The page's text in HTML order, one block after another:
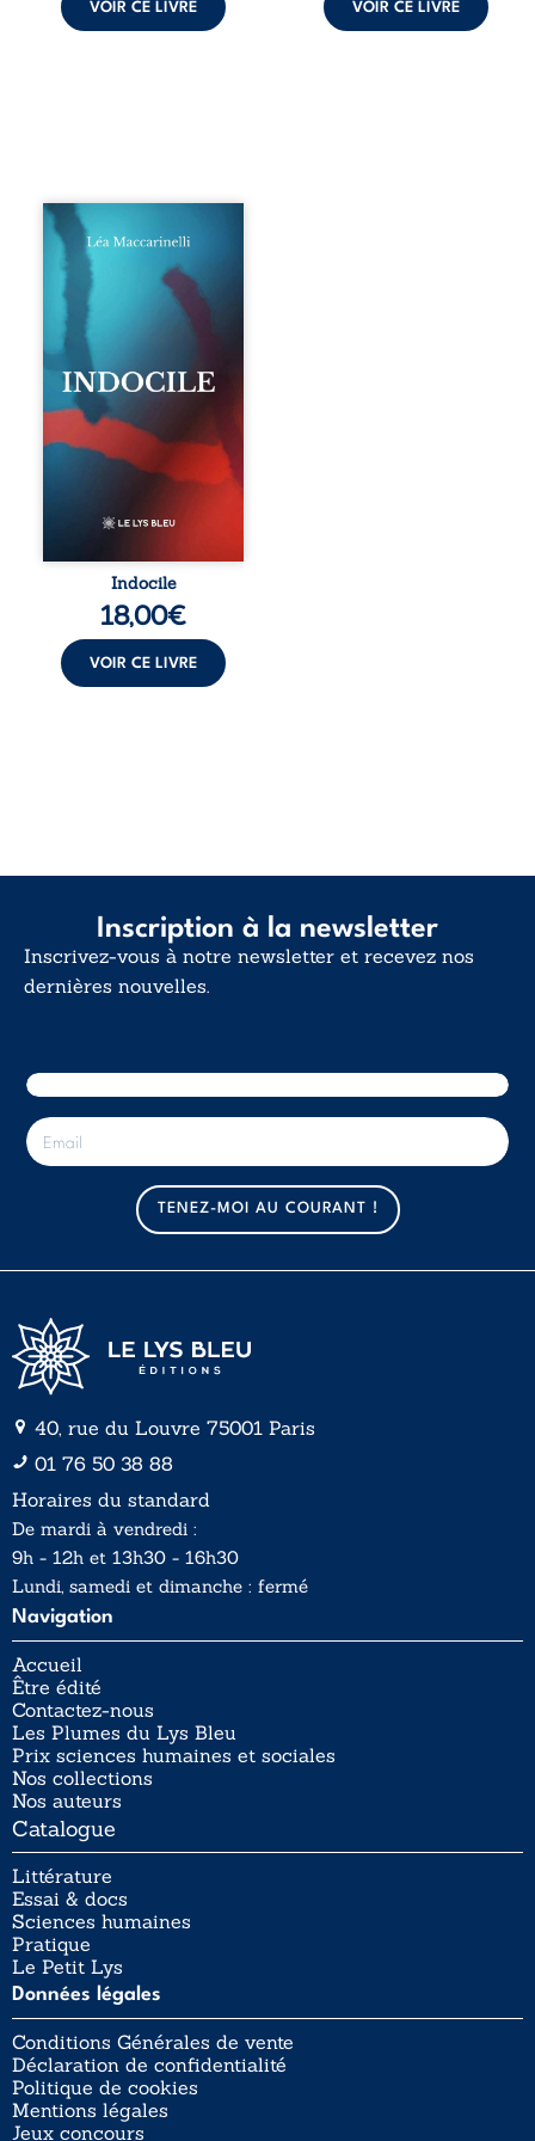
VOIR CE LIVRE VOIR CE LIVRE
Quatre parties.
Quatre refus.
Quatre visages
d’une existence en
friction. Entre les
silences qu’on ne
déchiffre pas, les
amours qu’on
dérange, les corps
qu’on administre
et les liens qu’on
sabote, cet
ouvrage parle à
vivent trop fort,
trop vrai, trop tôt.
traversée. Une
langue nue. Une
insurrection
calme. Une
déclaration
d’existence pour ...
Indocile
18,00€
VOIR CE LIVRE
Inscription à la newsletter
Inscrivez-vous à notre newsletter et recevez nos
dernières nouvelles.
E
-
m
TENEZ-MOI AU COURANT !
40, rue du Louvre 75001 Paris
01 76 50 38 88
Horaires du standard
De mardi à vendredi :
9h - 12h et 13h30 - 16h30
Lundi, samedi et dimanche : fermé
Navigation
Accueil
Être édité
Contactez-nous
Les Plumes du Lys Bleu
Prix sciences humaines et sociales
Nos collections
Nos auteurs
Catalogue
Littérature
Essai & docs
Sciences humaines
Pratique
Le Petit Lys
Données légales
Conditions Générales de vente
Déclaration de confidentialité
Politique de cookies
Mentions légales
Jeux concours